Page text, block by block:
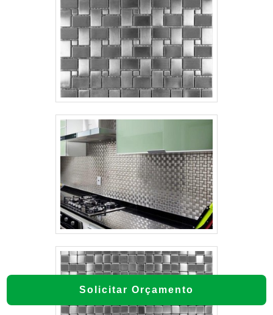
Solicitar Orçamento